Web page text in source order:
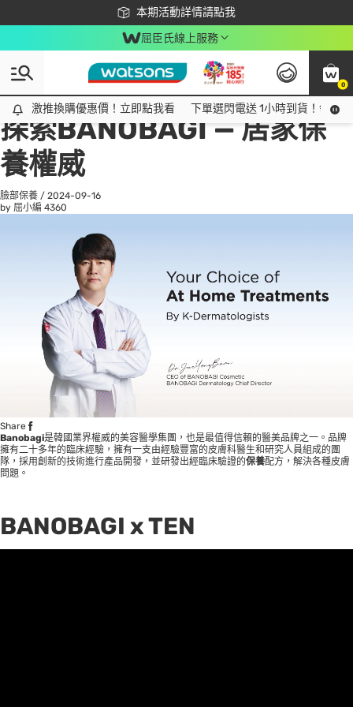
本期活動詳情請點我
下載app最高回饋$350
屈臣氏線上服務
0
激推換購優惠價！立即點我看
激推換購優惠價！立即點我看 下單選閃電送 1小時到貨！領神
All
話題趨勢
探索BANOBAGI — 居家保
養權威
臉部保養 / 2024-09-16
by 屈小編 4360
Share
Banobagi是韓國業界權威的美容醫學集團，也是最值得信賴的醫美品牌之一。品牌
擁有二十多年的臨床經驗，擁有一支由經驗豐富的皮膚科醫生和研究人員組成的團
隊，採用創新的技術進行產品開發，並研發出經臨床驗證的保養配方，解決各種皮膚
問題。
BANOBAGI x TEN